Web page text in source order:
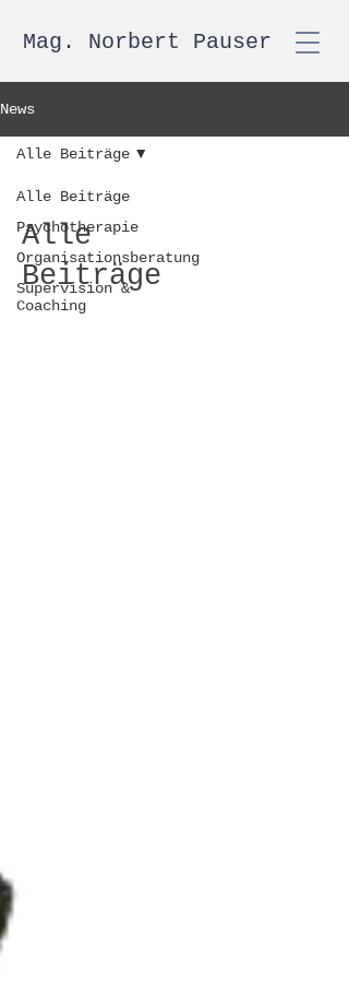
Mag. Norbert Pauser
News
Alle Beiträge
Psychotherapie
Organisationsberatung
Supervision &
Coaching
Alle Beiträge
Alle
Beiträge